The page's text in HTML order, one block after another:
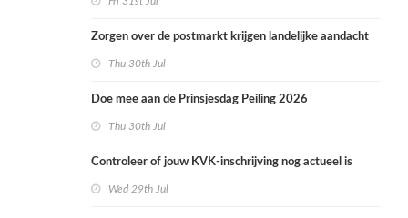
Zorgen over de postmarkt krijgen landelijke aandacht
Thu 30th Jul
Doe mee aan de Prinsjesdag Peiling 2026
Thu 30th Jul
Controleer of jouw KVK-inschrijving nog actueel is
Wed 29th Jul